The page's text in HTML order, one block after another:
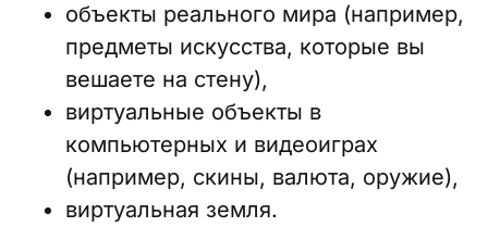
объекты реального мира (например,
предметы искусства, которые вы
вешаете на стену),
виртуальные объекты в
компьютерных и видеоиграх
(например, скины, валюта, оружие),
виртуальная земля.